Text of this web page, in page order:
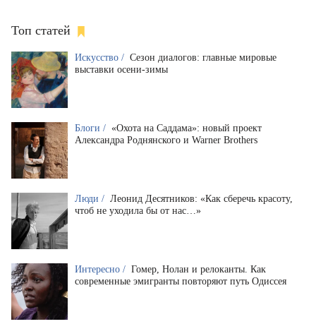
Топ статей
Искусство / Сезон диалогов: главные мировые
выставки осени-зимы
Блоги / «Охота на Саддама»: новый проект
Александра Роднянского и Warner Brothers
Люди / Леонид Десятников: «Как сберечь красоту,
чтоб не уходила бы от нас…»
Интересно / Гомер, Нолан и релоканты. Как
современные эмигранты повторяют путь Одиссея